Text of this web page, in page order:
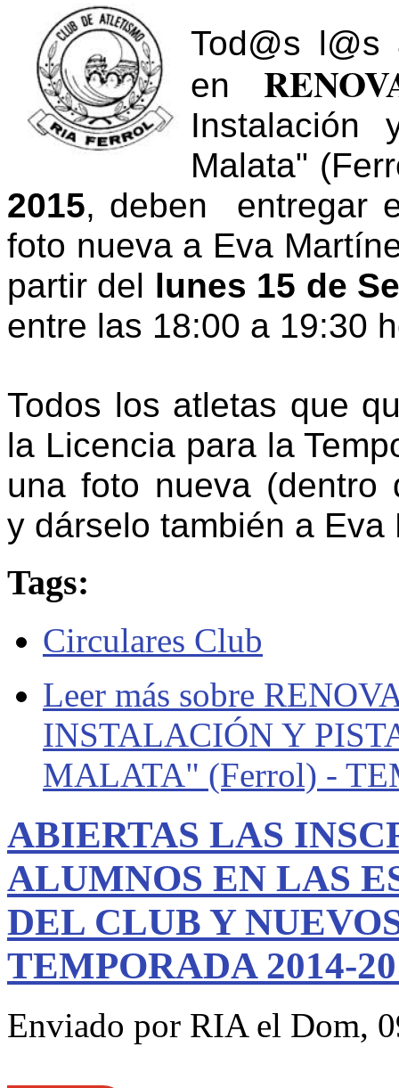
Tod@s l@s
en
Instalación
Malata"
2015, deben entregar
foto nueva a Eva
partir del lunes 15 de
entre las 18:00 a 19:30
Todos los atletas que
la Licencia para la
una foto nueva
y dárselo también a Eva
Tags:
Circulares Club
Leer más sobre
INSTALACIÓN Y
MALATA" (Ferrol) -
ABIERTAS LAS
ALUMNOS EN LAS
DEL CLUB Y
TEMPORADA 2014-
Enviado por RIAel Dom,